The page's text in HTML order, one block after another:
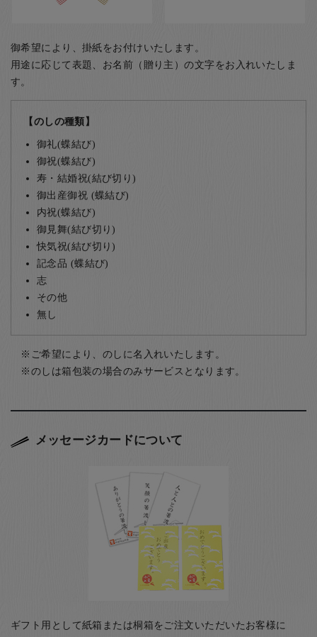
御希望により、掛紙をお付けいたします。
用途に応じて表題、お名前（贈り主）の文字をお入れいたしま
す。
【のしの種類】
御礼(蝶結び)
御祝(蝶結び)
寿・結婚祝(結び切り)
御出産御祝 (蝶結び)
内祝(蝶結び)
御見舞(結び切り)
快気祝(結び切り)
記念品 (蝶結び)
志
その他
無し
ご希望により、のしに名入れいたします。
のしは箱包装の場合のみサービスとなります。
メッセージカードについて
ギフト用として紙箱または桐箱をご注文いただいたお客様に